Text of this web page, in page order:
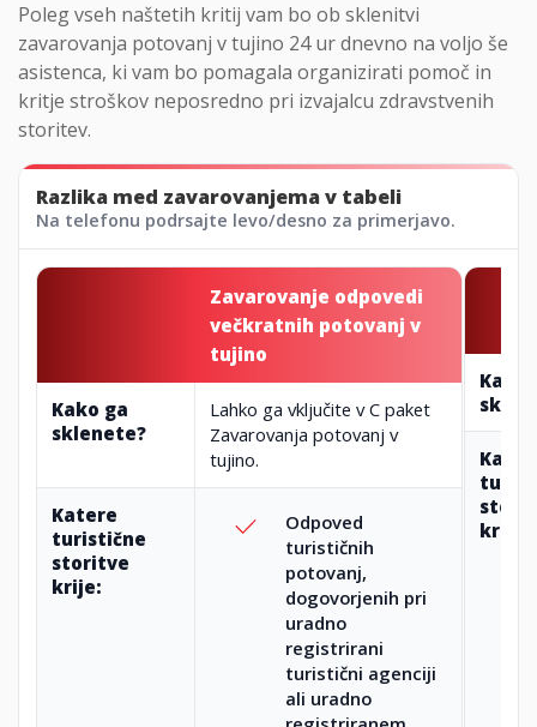
Poleg vseh naštetih kritij vam bo ob sklenitvi
zavarovanja potovanj v tujino 24 ur dnevno na voljo še
asistenca, ki vam bo pomagala organizirati pomoč in
kritje stroškov neposredno pri izvajalcu zdravstvenih
storitev.
Razlika med zavarovanjema v tabeli
Na telefonu podrsajte levo/desno za primerjavo.
Zavarovanje odpovedi
večkratnih potovanj v
tujino
Kako ga
sklenete?
Lahko ga vključite v C paket
Zavarovanja potovanj v
tujino.
Katere
turistične
storitve
krije:
Odpoved
turističnih
potovanj,
dogovorjenih pri
uradno
registrirani
turistični agenciji
ali uradno
Kako
krije: